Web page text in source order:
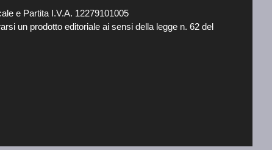
e Partita I.V.A. 12279101005
un prodotto editoriale ai sensi della legge n. 62 del